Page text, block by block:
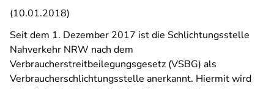
(10.01.2018)
Seit dem 1. Dezember 2017 ist die Schlichtungsstelle
Nahverkehr NRW nach dem
Verbraucherstreitbeilegungsgesetz (VSBG) als
Verbraucherschlichtungsstelle anerkannt. Hiermit wird